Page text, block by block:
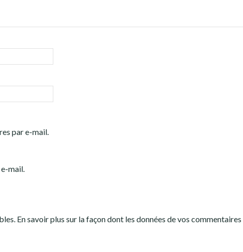
par e-mail.
mail.
En savoir plus sur la façon dont les données de vos